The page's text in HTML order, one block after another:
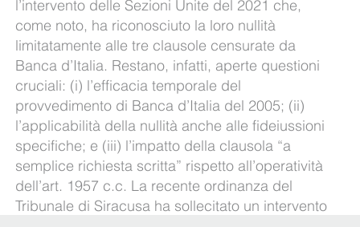
l’intervento delle Sezioni Unite del 2021 che,
come noto, ha riconosciuto la loro nullità
limitatamente alle tre clausole censurate da
Banca d’Italia. Restano, infatti, aperte questioni
cruciali: (i) l’efficacia temporale del
provvedimento di Banca d’Italia del 2005; (ii)
l’applicabilità della nullità anche alle fideiussioni
specifiche; e (iii) l’impatto della clausola “a
semplice richiesta scritta” rispetto all’operatività
dell’art. 1957 c.c. La recente ordinanza del
Tribunale di Siracusa ha sollecitato un intervento